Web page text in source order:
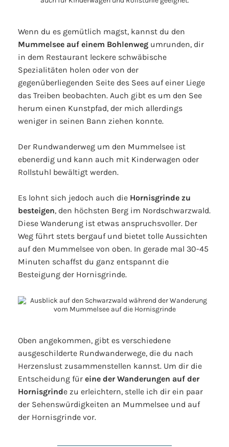
Wenn du es gemütlich magst, kannst du den
Mummelsee auf einem Bohlenweg umrunden, dir
in dem Restaurant leckere schwäbische
Spezialitäten holen oder von der
gegenüberliegenden Seite des Sees auf einer Liege
das Treiben beobachten. Auch gibt es um den See
herum einen Kunstpfad, der mich allerdings
weniger in seinen Bann ziehen konnte.
Der Rundwanderweg um den Mummelsee ist
ebenerdig und kann auch mit Kinderwagen oder
Rollstuhl bewältigt werden.
Es lohnt sich jedoch auch die Hornisgrinde zu
besteigen, den höchsten Berg im Nordschwarzwald.
Diese Wanderung ist etwas anspruchsvoller. Der
Weg führt stets bergauf und bietet tolle Aussichten
auf den Mummelsee von oben. In gerade mal 30-45
Minuten schaffst du ganz entspannt die
Besteigung der Hornisgrinde.
Oben angekommen, gibt es verschiedene
ausgeschilderte Rundwanderwege, die du nach
Herzenslust zusammenstellen kannst. Um dir die
Entscheidung für eine der Wanderungen auf der
Hornisgrinde zu erleichtern, stelle ich dir ein paar
der Sehenswürdigkeiten an Mummelsee und auf
der Hornisgrinde vor.